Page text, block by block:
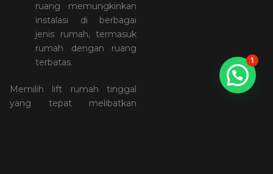
ruang memungkinkan
instalasi di berbagai
jenis rumah, termasuk
rumah dengan ruang
terbatas.
Memilih lift rumah tinggal
yang tepat melibatkan
1